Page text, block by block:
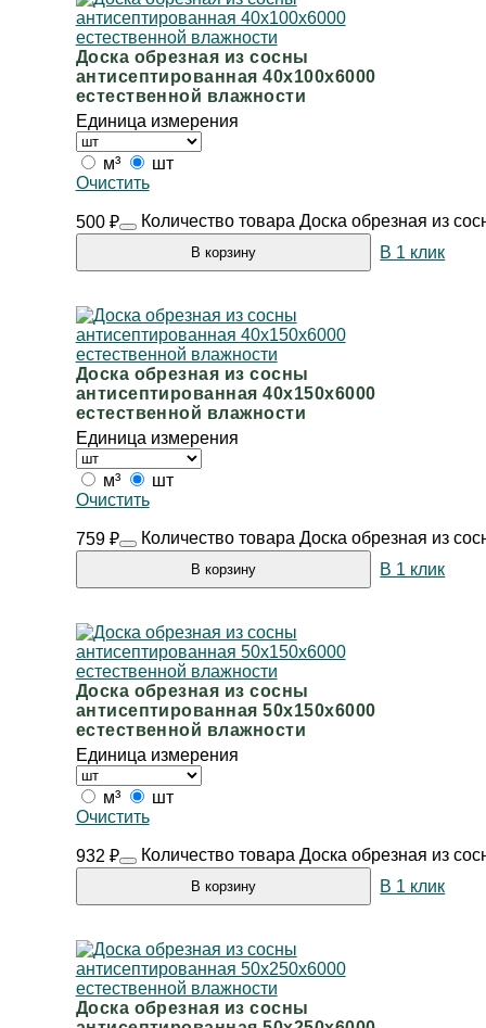
Доска обрезная из сосны
антисептированная 40х100х6000
естественной влажности
Единица измерения
м³
шт
Очистить
500 ₽ Количество товара Доска обрезная из
В корзину В 1 клик
Доска обрезная из сосны
антисептированная 40х150х6000
естественной влажности
Единица измерения
м³
шт
Очистить
759 ₽ Количество товара Доска обрезная из
В корзину В 1 клик
Доска обрезная из сосны
антисептированная 50х150х6000
естественной влажности
Единица измерения
м³
шт
Очистить
932 ₽ Количество товара Доска обрезная из
В корзину В 1 клик
Доска обрезная из сосны